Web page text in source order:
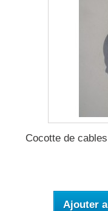
Cocotte de
Ajouter